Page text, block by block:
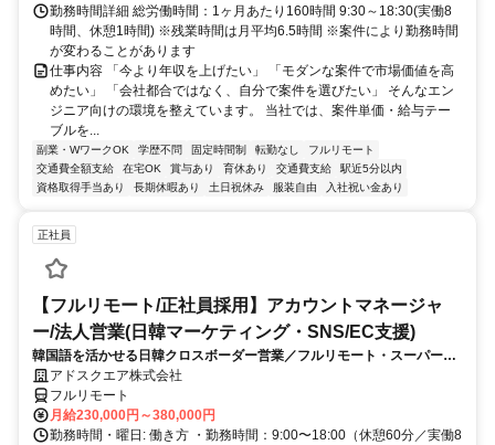
勤務時間詳細 総労働時間：1ヶ月あたり160時間 9:30～18:30(実働8
時間、休憩1時間) ※残業時間は月平均6.5時間 ※案件により勤務時間
が変わることがあります
仕事内容 「今より年収を上げたい」 「モダンな案件で市場価値を高
めたい」 「会社都合ではなく、自分で案件を選びたい」 そんなエン
ジニア向けの環境を整えています。 当社では、案件単価・給与テー
ブルを...
副業・WワークOK 学歴不問 固定時間制 転勤なし
フルリモート
交通費全額支給
在宅OK 賞与あり 育休あり 交通費支給
駅近5分以内
資格取得手当あり
長期休暇あり 土日祝休み 服装自由 入社祝い金あり
正社員
【フルリモート/正社員採用】アカウントマネージャ
ー/法人営業(日韓マーケティング・SNS/EC支援)
韓国語を活かせる日韓クロスボーダー営業／フルリモート・スーパーフ
レックス
アドスクエア株式会社
フルリモート
月給230,000円～380,000円
勤務時間・曜日: 働き方 ・勤務時間：9:00〜18:00（休憩60分／実働8